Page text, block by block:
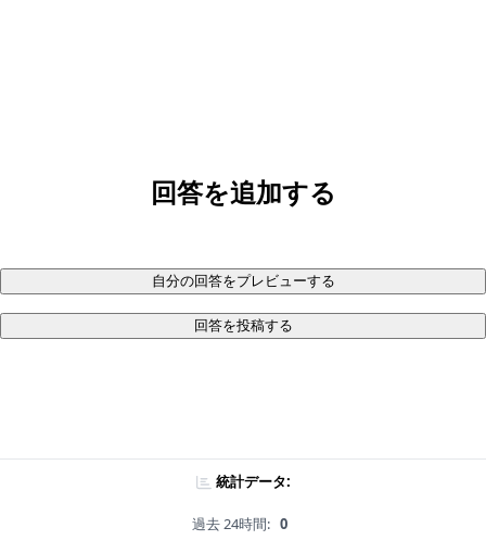
回答を追加する
自分の回答をプレビューする
回答を投稿する
統計データ:
過去 24時間: 0